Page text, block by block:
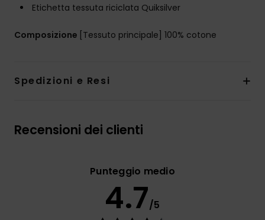
Etichetta tessuta riciclata Quiksilver
Composizione [Tessuto principale] 100% cotone
Spedizioni e Resi
Recensioni dei clienti
Punteggio medio
4.7/5